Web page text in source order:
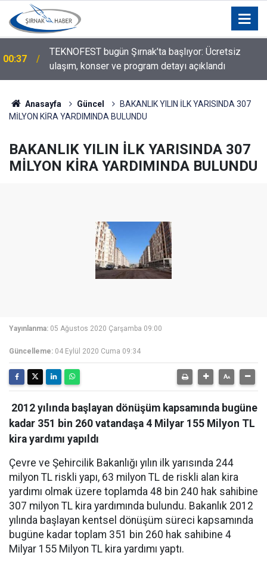
00:37
TEKNOFEST bugün Şırnak’ta başlıyor: Ücretsiz
ulaşım, konser ve program detayı açıklandı
00:23
Silopi Belediyesi'nden Sınır Değişikliği Açıklaması:
O Mahalleler İçin Karar Verildi!
Anasayfa Güncel
BAKANLIK YILIN İLK YARISINDA 307
MİLYON KİRA YARDIMINDA BULUNDU
BAKANLIK YILIN İLK YARISINDA 307
MİLYON KİRA YARDIMINDA BULUNDU
Yayınlanma: 05 Ağustos 2020 Çarşamba 09:00
Güncelleme: 04 Eylül 2020 Cuma 09:34
2012 yılında başlayan dönüşüm kapsamında bugüne
kadar 351 bin 260 vatandaşa 4 Milyar 155 Milyon TL
kira yardımı yapıldı
Çevre ve Şehircilik Bakanlığı yılın ilk yarısında 244
milyon TL riskli yapı, 63 milyon TL de riskli alan kira
yardımı olmak üzere toplamda 48 bin 240 hak sahibine
307 milyon TL kira yardımında bulundu. Bakanlık 2012
yılında başlayan kentsel dönüşüm süreci kapsamında
bugüne kadar toplam 351 bin 260 hak sahibine 4
Milyar 155 Milyon TL kira yardımı yaptı.